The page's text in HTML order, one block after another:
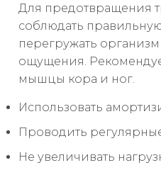
Для предотвращения
соблюдать правильную
перегружать
ощущения.
мышцы кора и ног.
Использовать
Проводить
Не увеличивать